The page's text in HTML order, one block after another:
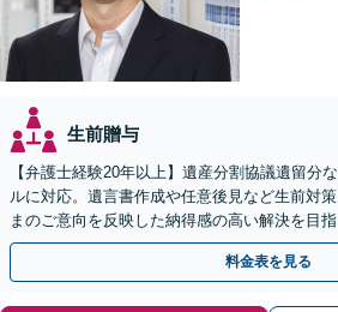
生前贈与
【弁護士経験20年以上】遺産分割協議遺留分
ルに対応。遺言書作成や任意後見など生前対
まのご意向を反映した納得感の高い解決を目
無料】【電話相談・web面談可】【千葉中央駅
料金表を見る